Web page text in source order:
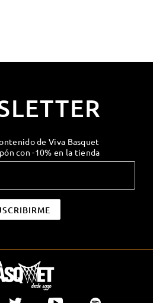
de Viva Basquet
con -10% en la tienda